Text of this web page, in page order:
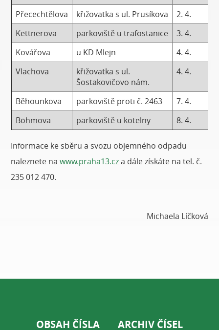
Přecechtělova křižovatka s ul. Prusíkova
2. 4.
Kettnerova
parkoviště u trafostanice
3. 4.
Kovářova
u KD Mlejn
4. 4.
Vlachova
křižovatka s ul.
Šostakovičovo nám.
4. 4.
Běhounkova parkoviště proti č. 2463
7. 4.
Böhmova
parkoviště u kotelny 8. 4.
Informace ke sběru a svozu objemného odpadu
naleznete nawww.praha13.cza dále získáte na tel. č.
235 012 470.
Michaela Líčková
OBSAH ČÍSLA ARCHIV ČÍSEL